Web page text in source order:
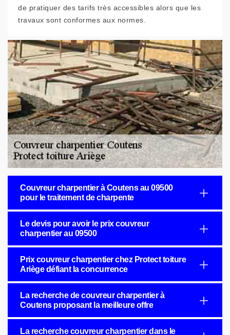
de pratiquer des tarifs très accessibles alors que les
travaux sont conformes aux normes.
Couvreur charpentier à Coutens au 09500
pour le traitement de charpente
Le devis pour avoir le prix couvreur
charpentier au 09500
Prix couvreur charpentier chez Protect toiture
Ariège défiant la concurrence
La recherche de couvreur charpentier à
Coutens proposant la meilleure offre
La recherche couvreur charpentier dans le